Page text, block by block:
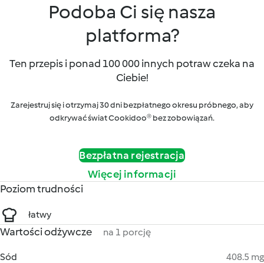
Podoba Ci się nasza
platforma?
Ten przepis i ponad 100 000 innych potraw czeka na
Ciebie!
Zarejestruj się i otrzymaj 30 dni bezpłatnego okresu próbnego, aby
odkrywać świat Cookidoo® bez zobowiązań.
Bezpłatna rejestracja
Więcej informacji
Poziom trudności
łatwy
Wartości odżywcze na 1 porcję
Sód
408.5 mg